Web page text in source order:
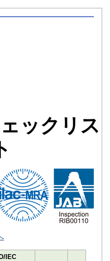
ックリス
ト
IEC